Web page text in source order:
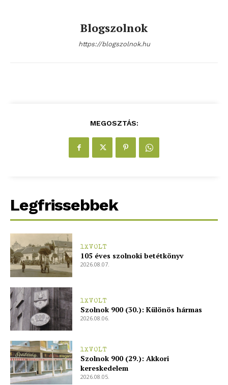
Hasznos
bSZ fiók
Előfizetés
Kapcsolat
Adatkezelési tájékoztató
Hirdetés
Blogszolnok
https://blogszolnok.hu
MEGOSZTÁS:
Legfrissebbek
1XVOLT
105 éves szolnoki betétkönyv
2026.08.07.
1XVOLT
Szolnok 900 (30.): Különös hármas
2026.08.06.
1XVOLT
Szolnok 900 (29.): Akkori
kereskedelem
2026.08.05.